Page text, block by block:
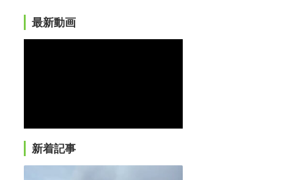
最新動画
新着記事